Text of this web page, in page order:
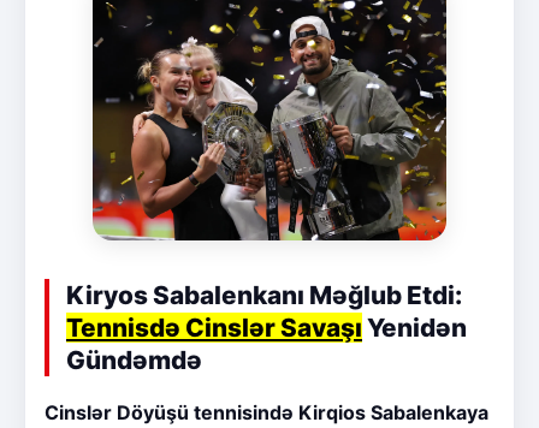
Kiryos Sabalenkanı Məğlub Etdi:
Tennisdə Cinslər Savaşı Yenidən
Gündəmdə
Cinslər Döyüşü tennisində Kirqios Sabalenkaya